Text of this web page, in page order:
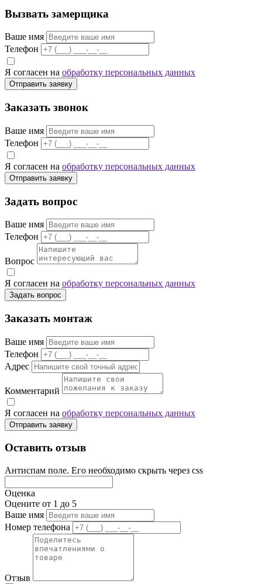
Вызвать замерщика
Ваше имя
Телефон
Я согласен на обработку персональных данных
Отправить заявку
Заказать звонок
Ваше имя
Телефон
Я согласен на обработку персональных данных
Отправить заявку
Задать вопрос
Ваше имя
Телефон
Вопрос
Я согласен на обработку персональных данных
Задать вопрос
Заказать монтаж
Ваше имя
Телефон
Адрес
Комментарий
Я согласен на обработку персональных данных
Отправить заявку
Оставить отзыв
Антиспам поле. Его необходимо скрыть через css
Оценка
Оцените от 1 до 5
Ваше имя
Номер телефона
Отзыв